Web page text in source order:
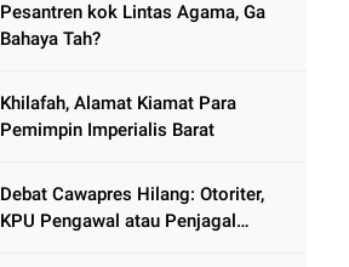
Pesantren kok Lintas Agama, Ga
Bahaya Tah?
Khilafah, Alamat Kiamat Para
Pemimpin Imperialis Barat
Debat Cawapres Hilang: Otoriter,
KPU Pengawal atau Penjagal